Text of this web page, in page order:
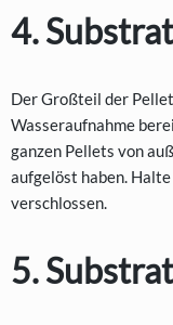
4.
Der Großteil der
Wasseraufnahme
ganzen Pellets von
aufgelöst haben.
verschlossen.
5.